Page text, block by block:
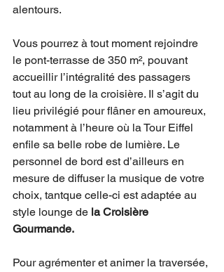
alentours.
Vous pourrez à tout moment rejoindre
le pont-terrasse de 350 m², pouvant
accueillir l’intégralité des passagers
tout au long de la croisière. Il s’agit du
lieu privilégié pour flâner en amoureux,
notamment à l’heure où la Tour Eiffel
enfile sa belle robe de lumière. Le
personnel de bord est d’ailleurs en
mesure de diffuser la musique de votre
choix, tantque celle-ci est adaptée au
style lounge de la Croisière
Gourmande.
Pour agrémenter et animer la traversée,